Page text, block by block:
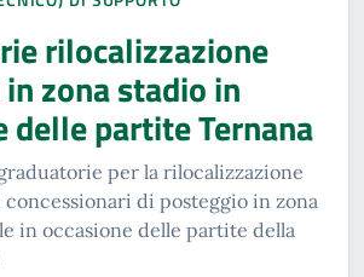
rilocalizzazione
zona stadio in
delle partite Ternana
per la rilocalizzazione
di posteggio in zona
in occasione delle partite della